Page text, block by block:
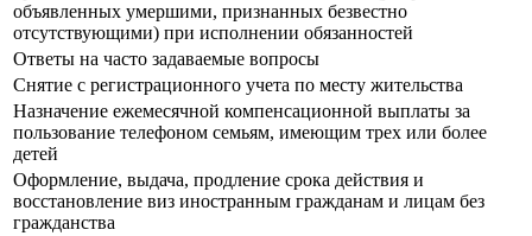
объявленных умершими, признанных безвестно
отсутствующими) при исполнении обязанностей
Ответы на часто задаваемые вопросы
Снятие с регистрационного учета по месту жительства
Назначение ежемесячной компенсационной выплаты за
пользование телефоном семьям, имеющим трех или более
детей
Оформление, выдача, продление срока действия и
восстановление виз иностранным гражданам и лицам без
гражданства